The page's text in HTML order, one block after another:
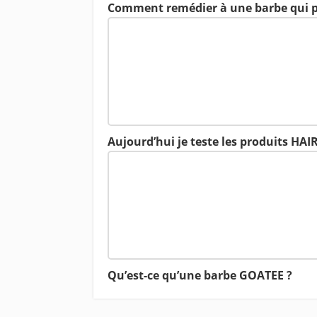
Comment remédier à une barbe qui
Aujourd’hui je teste les produits
Qu’est-ce qu’une barbe GOATEE ?